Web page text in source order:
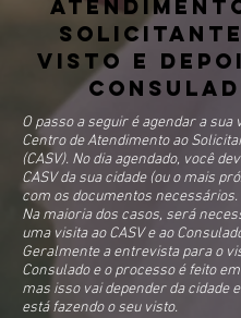
VISTO E
O passo a seguir é agendar a sua
Centro de Atendimento ao
(CASV). No dia agendado, você
CASV da sua cidade (ou o mais
com os documentos necessários.
Na maioria dos casos, será
uma visita ao CASV e ao
Geralmente a entrevista para o
Consulado e o processo é feito
mas isso vai depender da cidade
está fazendo o seu visto.